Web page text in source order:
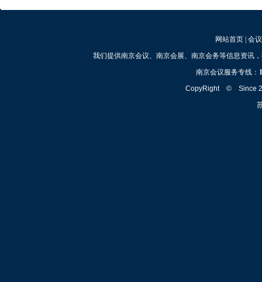
网站首页| 会
我们提供南京会议、南京会展、南京会务等信息资讯
南京会议服务专线：
CopyRight © Since